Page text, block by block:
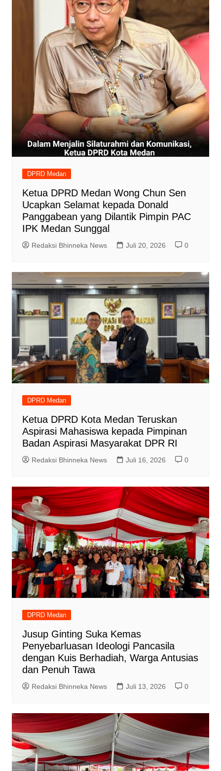
DPRD Medan
Ketua DPRD Medan Wong Chun Sen
Ucapkan Selamat kepada Donald
Panggabean yang Dilantik Pimpin PAC
IPK Medan Sunggal
Redaksi Bhinneka News Juli 20, 2026 0
DPRD Medan
Ketua DPRD Kota Medan Teruskan
Aspirasi Mahasiswa kepada Pimpinan
Badan Aspirasi Masyarakat DPR RI
Redaksi Bhinneka News Juli 16, 2026 0
DPRD Medan
Jusup Ginting Suka Kemas
Penyebarluasan Ideologi Pancasila
dengan Kuis Berhadiah, Warga Antusias
dan Penuh Tawa
Redaksi Bhinneka News Juli 13, 2026 0